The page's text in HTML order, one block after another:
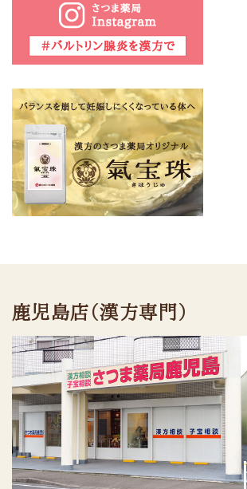
鹿児島店（漢方専門）